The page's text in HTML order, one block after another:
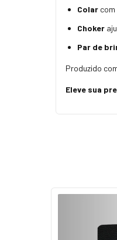
Colar
Choker
Par de
Produzido
Eleve sua